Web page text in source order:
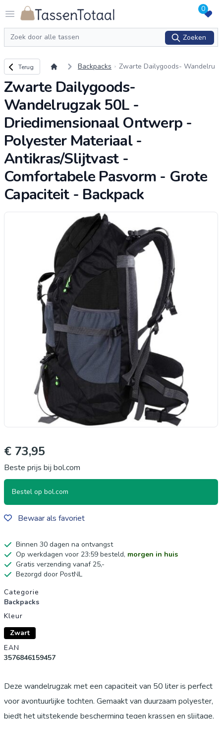
Open menu
Logo Tassentotaal.nl 0
Zoeken
Zoeken
Terug naar overzicht
Terug Backpacks
Zwarte Dailygoods- Wandelru
ntwerp - Polyester Materiaal -
Zwarte Dailygoods-
Wandelrugzak 50L -
Driedimensionaal Ontwerp -
Polyester Materiaal -
Antikras/Slijtvast -
Comfortabele Pasvorm - Grote
Capaciteit - Backpack
€ 73,95
Beste prijs bij bol.com
Bestel op bol.com
Bewaar als favoriet
Binnen 30 dagen na ontvangst
Op werkdagen voor 23:59 besteld, morgen in huis
Gratis verzending vanaf 25,-
Bezorgd door PostNL
Productgegevens
Categorie
Backpacks
Kleur
Zwart
EAN
3576846159457
Deze wandelrugzak met een capaciteit van 50 liter is perfect
voor avontuurlijke tochten. Gemaakt van duurzaam polyester,
biedt het uitstekende bescherming tegen krassen en slijtage,